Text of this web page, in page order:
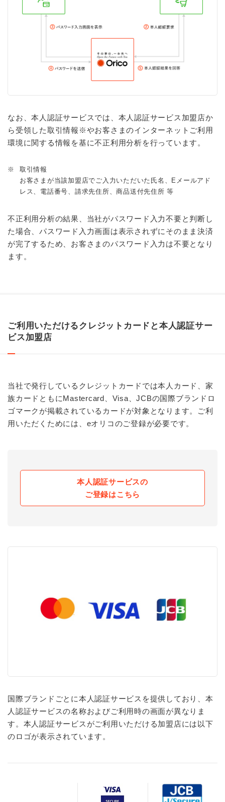
なお、本人認証サービスでは、本人認証サービス加盟店か
ら受領した取引情報※やお客さまのインターネットご利用
環境に関する情報を基に不正利用分析を行っています。
※
取引情報
お客さまが当該加盟店でご入力いただいた氏名、Eメールアド
レス、電話番号、請求先住所、商品送付先住所 等
不正利用分析の結果、当社がパスワード入力不要と判断し
た場合、パスワード入力画面は表示されずにそのまま決済
が完了するため、お客さまのパスワード入力は不要となり
ます。
ご利用いただけるクレジットカードと本人認証サー
ビス加盟店
当社で発行しているクレジットカードでは本人カード、家
族カードともにMastercard、Visa、JCBの国際ブランドロ
ゴマークが掲載されているカードが対象となります。ご利
用いただくためには、eオリコのご登録が必要です。
本人認証サービスの
ご登録はこちら
国際ブランドごとに本人認証サービスを提供しており、本
人認証サービスの名称およびご利用時の画面が異なりま
す。本人認証サービスがご利用いただける加盟店には以下
のロゴが表示されています。